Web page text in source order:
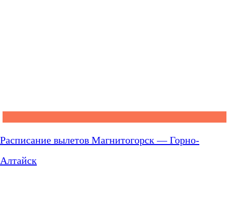
Расписание вылетов Магнитогорск — Горно-
Алтайск